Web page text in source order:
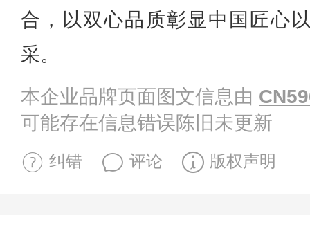
合，以双心品质彰显中国匠心
采。
本企业品牌页面图文信息由
可能存在信息错误陈旧未更新
纠错 评论 版权声明